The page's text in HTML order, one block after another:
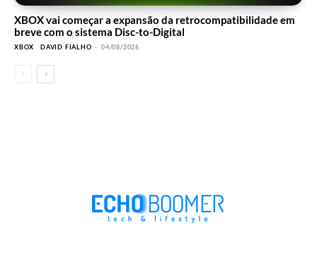
XBOX vai começar a expansão da retrocompatibilidade em
breve com o sistema Disc-to-Digital
XBOX DAVID FIALHO - 04/08/2026